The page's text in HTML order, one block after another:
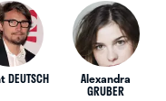
Alexandra
GRUBER